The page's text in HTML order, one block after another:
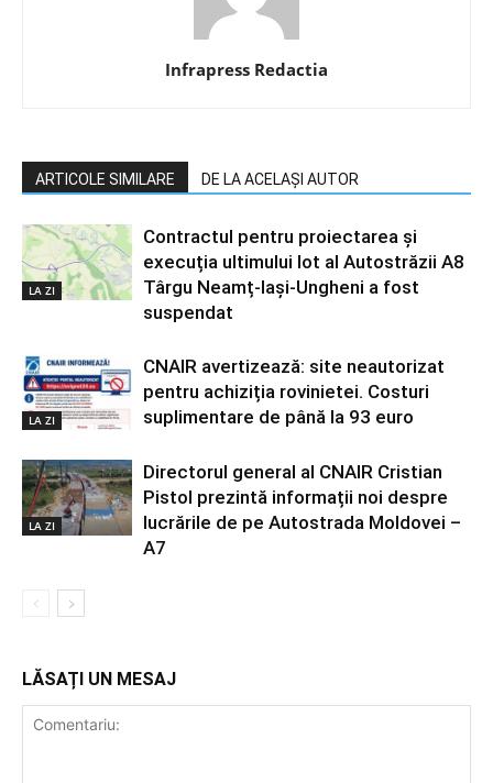
Infrapress Redactia
ARTICOLE SIMILARE DE LA ACELAȘI AUTOR
LA ZI
Contractul pentru proiectarea și
execuția ultimului lot al Autostrăzii A8
Târgu Neamț-Iași-Ungheni a fost
suspendat
LA ZI
CNAIR avertizează: site neautorizat
pentru achiziția rovinietei. Costuri
suplimentare de până la 93 euro
LA ZI
Directorul general al CNAIR Cristian
Pistol prezintă informații noi despre
lucrările de pe Autostrada Moldovei –
A7
LĂSAȚI UN MESAJ